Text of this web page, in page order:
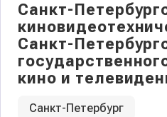
Санкт-
Санкт-
кино и
Санкт-Петербург